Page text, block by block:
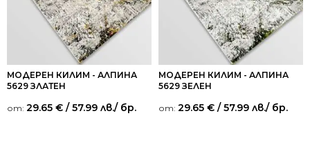
МОДЕРЕН КИЛИМ - АЛПИНА
5629 ЗЛАТЕН
от: 29.65 € / 57.99 лв./ бр.
МОДЕРЕН КИЛИМ - АЛПИНА
5629 ЗЕЛЕН
от: 29.65 € / 57.99 лв./ бр.